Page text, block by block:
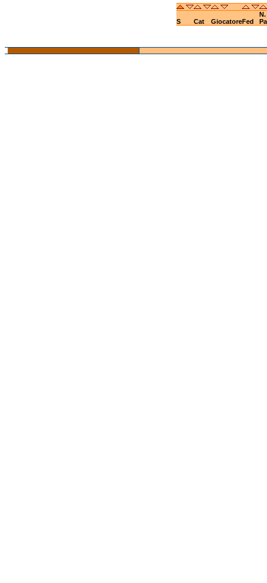
N.
S
Cat GiocatoreFed